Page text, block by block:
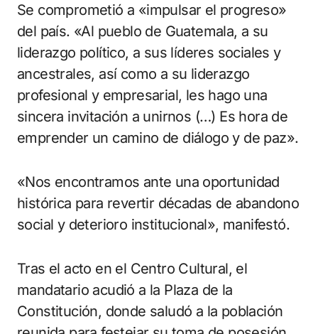
Se comprometió a «impulsar el progreso»
del país. «Al pueblo de Guatemala, a su
liderazgo político, a sus líderes sociales y
ancestrales, así como a su liderazgo
profesional y empresarial, les hago una
sincera invitación a unirnos (…) Es hora de
emprender un camino de diálogo y de paz».
«Nos encontramos ante una oportunidad
histórica para revertir décadas de abandono
social y deterioro institucional», manifestó.
Tras el acto en el Centro Cultural, el
mandatario acudió a la Plaza de la
Constitución, donde saludó a la población